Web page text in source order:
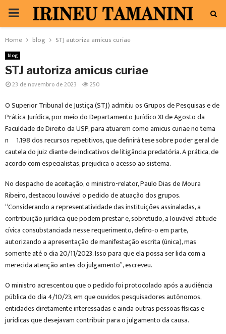
PRIMARY
MENU
Home blog STJ autoriza amicus curiae
blog
STJ autoriza amicus curiae
23 de novembro de 2023 250
O Superior Tribunal de Justiça (STJ) admitiu os Grupos de Pesquisas e de
Prática Jurídica, por meio do Departamento Jurídico XI de Agosto da
Faculdade de Direito da USP, para atuarem como amicus curiae no tema
nº 1.198 dos recursos repetitivos, que definirá tese sobre poder geral de
cautela do juiz diante de indicativos de litigância predatória. A prática, de
acordo com especialistas, prejudica o acesso ao sistema.
No despacho de aceitação, o ministro-relator, Paulo Dias de Moura
Ribeiro, destacou louvável o pedido de atuação dos grupos.
“Considerando a representatividade das instituições assinaladas, a
contribuição jurídica que podem prestar e, sobretudo, a louvável atitude
cívica consubstanciada nesse requerimento, defiro-o em parte,
autorizando a apresentação de manifestação escrita (única), mas
somente até o dia 20/11/2023. Isso para que ela possa ser lida com a
merecida atenção antes do julgamento”, escreveu.
O ministro acrescentou que o pedido foi protocolado após a audiência
pública do dia 4/10/23, em que ouvidos pesquisadores autônomos,
entidades diretamente interessadas e ainda outras pessoas físicas e
jurídicas que desejavam contribuir para o julgamento da causa.